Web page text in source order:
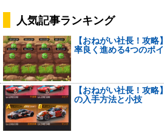
人気記事ランキング
【おねがい社長！攻
率良く進める4つのポ
【おねがい社長！攻
の入手方法と小技